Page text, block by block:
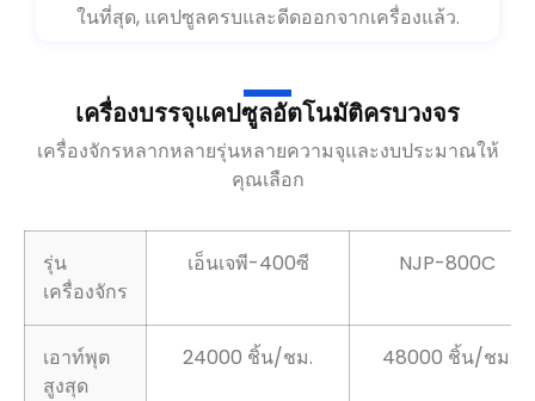
ในที่สุด, แคปซูลครบและดีดออกจากเครื่องแล้ว.
เครื่องบรรจุแคปซูลอัตโนมัติครบวงจร
เครื่องจักรหลากหลายรุ่นหลายความจุและงบประมาณให้
คุณเลือก
รุ่น
เครื่องจักร
เอ็นเจพี-400ซี NJP-800C
เอาท์พุต
สูงสุด
24000 ชิ้น/ชม. 48000 ชิ้น/ชม.